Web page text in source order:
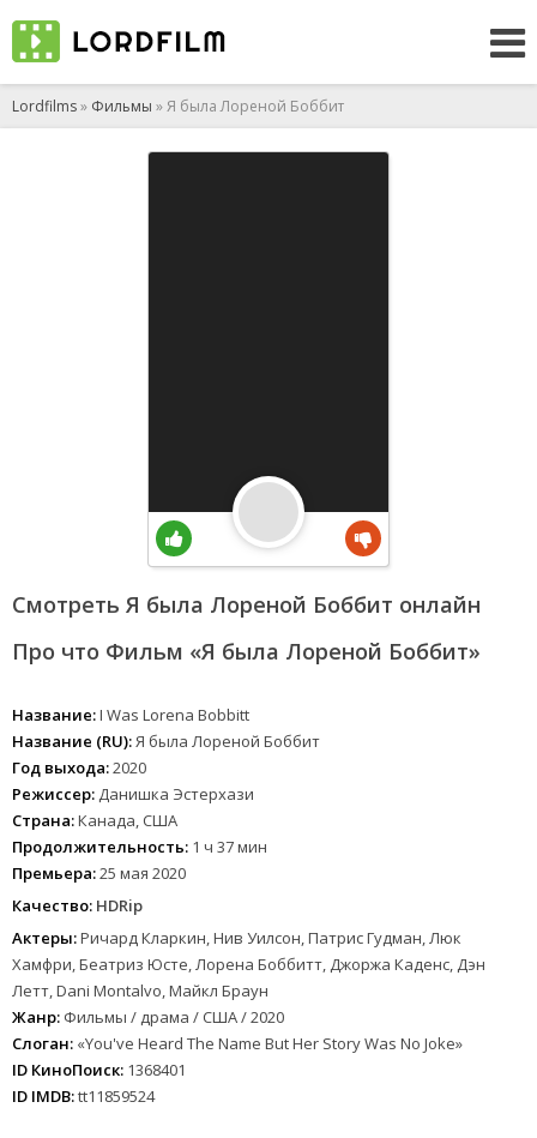
Lordfilms» Фильмы » Я была Лореной Боббит
Смотреть Я была Лореной Боббит онлайн
Про что Фильм «Я была Лореной Боббит»
Название:I Was Lorena Bobbitt
Название (RU):Я была Лореной Боббит
Год выхода:2020
Режиссер: Данишка Эстерхази
Страна:Канада, США
Продолжительность: 1 ч 37 мин
Премьера:25 мая 2020
Качество: HDRip
Актеры:Ричард Кларкин, Нив Уилсон, Патрис Гудман, Люк
Хамфри, Беатриз Юсте, Лорена Боббитт, Джоржа Каденс, Дэн
Летт, Dani Montalvo, Майкл Браун
Жанр: Фильмы / драма / США / 2020
Слоган: «You've Heard The Name But Her Story Was No Joke»
ID КиноПоиск: 1368401
ID IMDB:tt11859524